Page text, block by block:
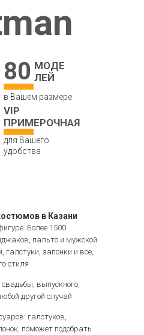
Более 1500
пальто и мужской
галстуки, запонки и все,
стиля
выпускного,
другой случай
галстуков,
поможет подобрать
80 МОДЕ
ЛЕЙ
в Вашем размере
VIP
ПРИМЕРОЧНАЯ
для Вашего
удобства
в Казани